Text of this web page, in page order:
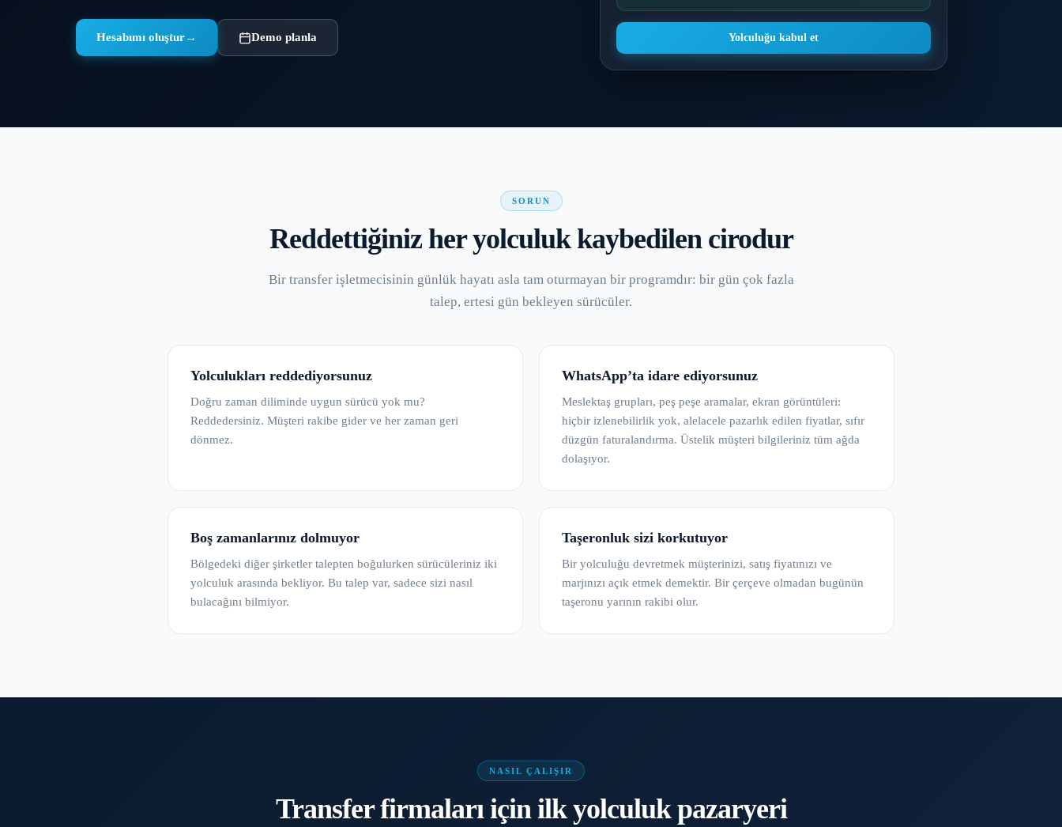
Hesabımı oluştur→ Demo planla Yolculuğu kabul et
SORUN
Reddettiğiniz her yolculuk kaybedilen cirodur
Bir transfer işletmecisinin günlük hayatı asla tam oturmayan bir programdır: bir gün çok fazla
talep, ertesi gün bekleyen sürücüler.
Yolculukları reddediyorsunuz
Doğru zaman diliminde uygun sürücü yok mu?
Reddedersiniz. Müşteri rakibe gider ve her zaman geri
dönmez.
WhatsApp’ta idare ediyorsunuz
Meslektaş grupları, peş peşe aramalar, ekran görüntüleri:
hiçbir izlenebilirlik yok, alelacele pazarlık edilen fiyatlar, sıfır
düzgün faturalandırma. Üstelik müşteri bilgileriniz tüm ağda
dolaşıyor.
Boş zamanlarınız dolmuyor
Bölgedeki diğer şirketler talepten boğulurken sürücüleriniz iki
yolculuk arasında bekliyor. Bu talep var, sadece sizi nasıl
bulacağını bilmiyor.
Taşeronluk sizi korkutuyor
Bir yolculuğu devretmek müşterinizi, satış fiyatınızı ve
marjınızı açık etmek demektir. Bir çerçeve olmadan bugünün
taşeronu yarının rakibi olur.
NASIL ÇALIŞIR
Transfer firmaları için ilk yolculuk pazaryeri